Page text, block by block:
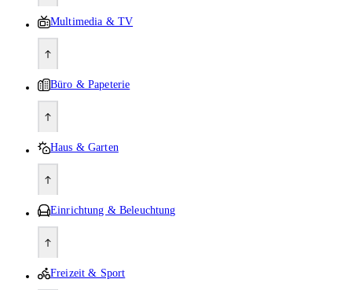
Multimedia & TV
Büro & Papeterie
Haus & Garten
Einrichtung & Beleuchtung
Freizeit & Sport